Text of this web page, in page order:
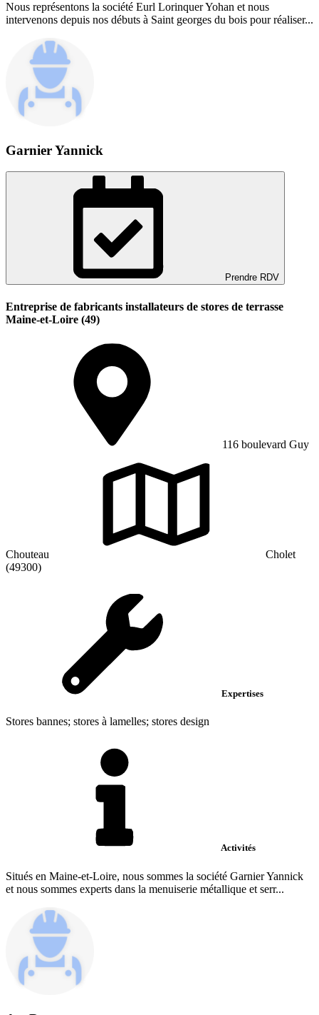
Nous représentons la société Eurl Lorinquer Yohan et nous
intervenons depuis nos débuts à Saint georges du bois pour réaliser...
Garnier Yannick
Prendre RDV
Entreprise de fabricants installateurs de stores de terrasse
Maine-et-Loire (49)
116 boulevard Guy
Chouteau
Cholet
(49300)
Expertises
Stores bannes; stores à lamelles; stores design
Activités
Situés en Maine-et-Loire, nous sommes la société Garnier Yannick
et nous sommes experts dans la menuiserie métallique et serr...